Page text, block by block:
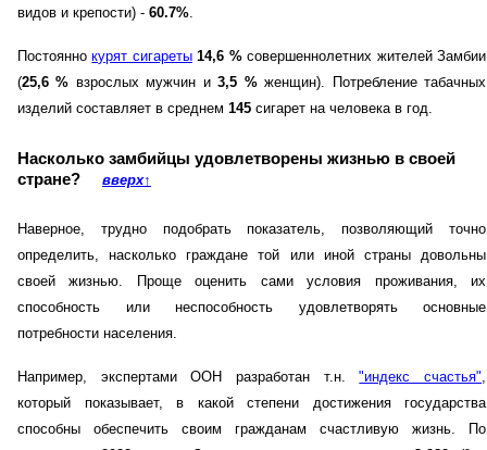
видов и крепости) - 60.7%.
Постояннокурят сигареты 14,6 %совершеннолетних жителей Замбии
(25,6 % взрослых мужчин и3,5 %женщин). Потребление табачных
изделий составляет в среднем 145 сигарет на человека в год.
Насколько замбийцы удовлетворены жизнью в своей
стране? вверх↑
Наверное, трудно подобрать показатель, позволяющий точно
определить, насколько граждане той или иной страны довольны
своей жизнью. Проще оценить сами условия проживания, их
способность или неспособность удовлетворять основные
потребности населения.
Например, экспертами ООН разработан т.н."индекс счастья",
который показывает, в какой степени достижения государства
способны обеспечить своим гражданам счастливую жизнь. По